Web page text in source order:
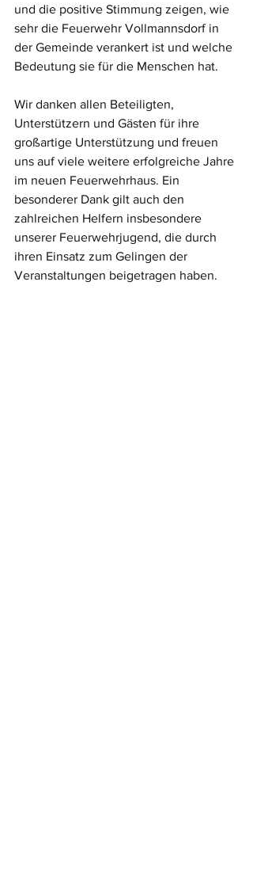
und die positive Stimmung zeigen, wie
sehr die Feuerwehr Vollmannsdorf in
der Gemeinde verankert ist und welche
Bedeutung sie für die Menschen hat.
Wir danken allen Beteiligten,
Unterstützern und Gästen für ihre
großartige Unterstützung und freuen
uns auf viele weitere erfolgreiche Jahre
im neuen Feuerwehrhaus. Ein
besonderer Dank gilt auch den
zahlreichen Helfern insbesondere
unserer Feuerwehrjugend, die durch
ihren Einsatz zum Gelingen der
Veranstaltungen beigetragen haben.